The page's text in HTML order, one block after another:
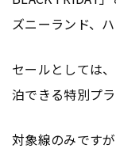
ズニーランド、
セールとしては
泊できる特別プ
対象線のみです